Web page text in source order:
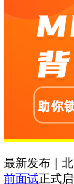
最新发布｜
前面试正式